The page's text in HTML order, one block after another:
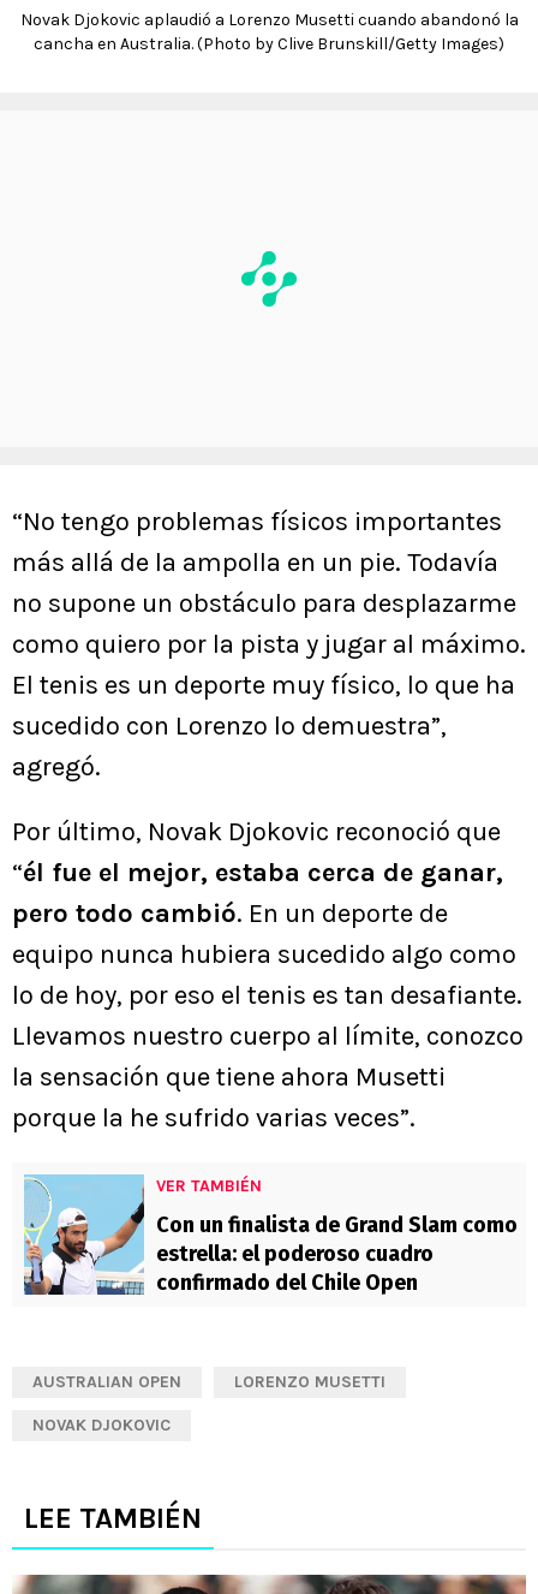
Novak Djokovic aplaudió a Lorenzo Musetti cuando abandonó la
cancha en Australia. (Photo by Clive Brunskill/Getty Images)
“No tengo problemas físicos importantes
más allá de la ampolla en un pie. Todavía
no supone un obstáculo para desplazarme
como quiero por la pista y jugar al máximo.
El tenis es un deporte muy físico, lo que ha
sucedido con Lorenzo lo demuestra”,
agregó.
Por último, Novak Djokovic reconoció que
“él fue el mejor, estaba cerca de ganar,
pero todo cambió. En un deporte de
equipo nunca hubiera sucedido algo como
lo de hoy, por eso el tenis es tan desafiante.
Llevamos nuestro cuerpo al límite, conozco
la sensación que tiene ahora Musetti
porque la he sufrido varias veces”.
VER TAMBIÉN
Con un finalista de Grand Slam como
estrella: el poderoso cuadro
confirmado del Chile Open
AUSTRALIAN OPEN LORENZO MUSETTI
NOVAK DJOKOVIC
LEE TAMBIÉN